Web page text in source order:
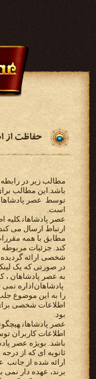
حفاظت از
مطالب زیر در
است‬.
عصر
‫مطابق با همه
شخصی ارائه
‫در صورتی که یک
اطلاعات شخصی
بود‬.
اطلاعات کاربران
ثانویه ای که از